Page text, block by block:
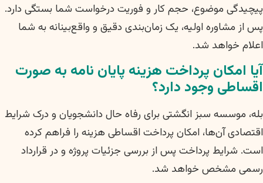
پیچیدگی موضوع، حجم کار و فوریت درخواست شما بستگی دارد.
پس از مشاوره اولیه، یک زمان‌بندی دقیق و واقع‌بینانه به شما
اعلام خواهد شد.
آیا امکان پرداخت هزینه پایان نامه به صورت
اقساطی وجود دارد؟
بله، موسسه سبز انگشتی برای رفاه حال دانشجویان و درک شرایط
اقتصادی آن‌ها، امکان پرداخت اقساطی هزینه را فراهم کرده
است. شرایط پرداخت پس از بررسی جزئیات پروژه و در قرارداد
رسمی مشخص خواهد شد.